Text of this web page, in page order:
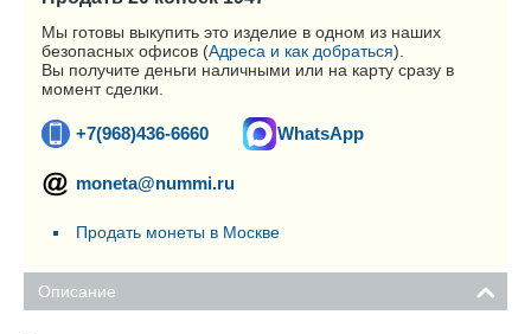
Мы готовы выкупить это изделие в одном из наших
безопасных офисов (Адреса и как добраться).
Вы получите деньги наличными или на карту сразу в
момент сделки.
+7(968)436-6660 WhatsApp
moneta@nummi.ru
Продать монеты в Москве
Описание